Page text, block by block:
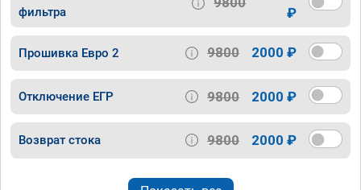
фильтра
₽
Прошивка Евро 2 9800 2000 ₽
Отключение ЕГР 9800 2000 ₽
Возврат стока 9800 2000 ₽